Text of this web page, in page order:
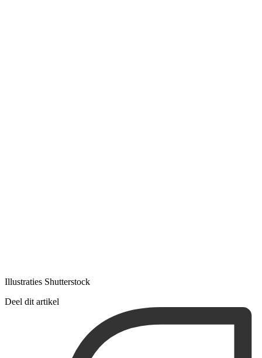
Illustraties Shutterstock
Deel dit artikel